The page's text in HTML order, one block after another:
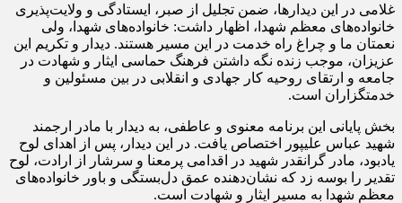
غلامی در این دیدارها، ضمن تجلیل از صبر، ایستادگی و ولایت‌پذیری
خانواده‌های معظم شهدا، اظهار داشت: خانواده‌های شهدا، ولی
نعمتان ما و چراغ راه خدمت در این مسیر هستند. دیدار و تکریم این
عزیزان، موجب زنده نگه داشتن فرهنگ حماسی ایثار و شهادت در
جامعه و ارتقای روحیه کار جهادی و انقلابی در بین مسئولین و
خدمتگزاران است.
بخش پایانی این برنامه معنوی و عاطفی، به دیدار با مادر ارجمند
شهید عباس علیپور اختصاص یافت. در این دیدار، پس از اهدای لوح
یادبود، مادر گرانقدر شهید در اقدامی پرمعنا و سرشار از ارادت، لوح
تقدیر را بوسه زد که نشان‌دهنده عمق دل‌بستگی و باور خانواده‌های
معظم شهدا به مسیر ایثار و شهادت است.